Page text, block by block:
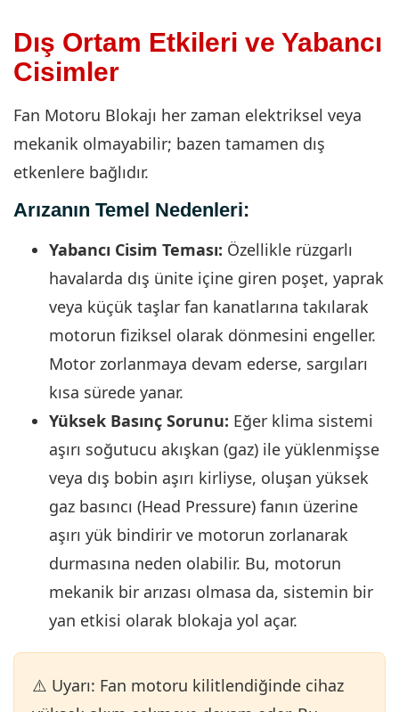
Dış Ortam Etkileri ve Yabancı
Cisimler
Fan Motoru Blokajı her zaman elektriksel veya
mekanik olmayabilir; bazen tamamen dış
etkenlere bağlıdır.
Arızanın Temel Nedenleri:
Yabancı Cisim Teması: Özellikle rüzgarlı
havalarda dış ünite içine giren poşet, yaprak
veya küçük taşlar fan kanatlarına takılarak
motorun fiziksel olarak dönmesini engeller.
Motor zorlanmaya devam ederse, sargıları
kısa sürede yanar.
Yüksek Basınç Sorunu: Eğer klima sistemi
aşırı soğutucu akışkan (gaz) ile yüklenmişse
veya dış bobin aşırı kirliyse, oluşan yüksek
gaz basıncı (Head Pressure) fanın üzerine
aşırı yük bindirir ve motorun zorlanarak
durmasına neden olabilir. Bu, motorun
mekanik bir arızası olmasa da, sistemin bir
yan etkisi olarak blokaja yol açar.
⚠️ Uyarı: Fan motoru kilitlendiğinde cihaz